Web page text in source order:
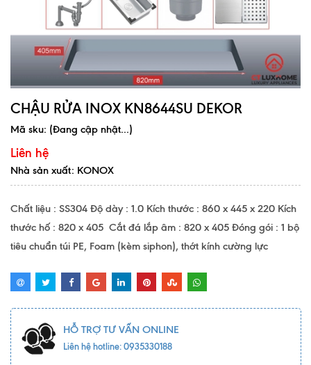
CHẬU RỬA INOX KN8644SU DEKOR
Mã sku: (Đang cập nhật...)
Liên hệ
Nhà sản xuất: KONOX
Chất liệu : SS304 Độ dày : 1.0 Kích thước : 860 x 445 x 220 Kích
thước hố : 820 x 405 Cắt đá lắp âm : 820 x 405 Đóng gói : 1 bộ
tiêu chuẩn túi PE, Foam (kèm siphon), thớt kính cường lực
HỖ TRỢ TƯ VẤN ONLINE
Liên hệ hotline: 0935330188